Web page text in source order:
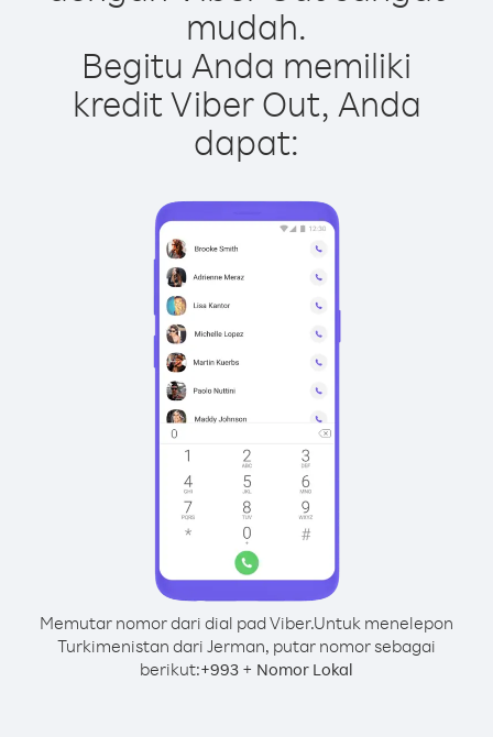
mudah.
Begitu Anda memiliki
kredit Viber Out, Anda
dapat:
Memutar nomor dari dial pad Viber.Untuk menelepon
Turkimenistan dari Jerman, putar nomor sebagai
berikut:+993 + Nomor Lokal